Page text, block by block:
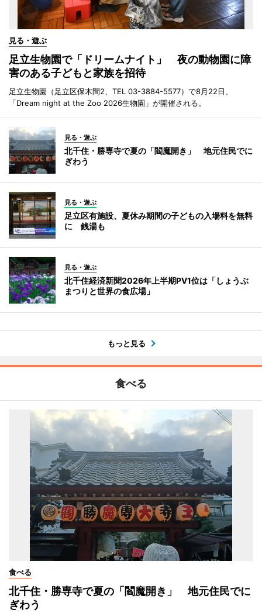
見る・遊ぶ
足立生物園で「ドリームナイト」 夜の動物園に障
害のある子どもと家族を招待
足立生物園（足立区保木間2、TEL 03-3884-5577）で8月22日、
「Dream night at the Zoo 2026生物園」が開催される。
見る・遊ぶ
北千住・勝専寺で夏の「閻魔開き」 地元住民でに
ぎわう
見る・遊ぶ
足立区有施設、夏休み期間の子どもの入場料を無料
に 銭湯も
見る・遊ぶ
北千住経済新聞2026年上半期PV1位は「しょうぶ
まつりと世界の食広場」
もっと見る
食べる
食べる
北千住・勝専寺で夏の「閻魔開き」 地元住民でに
ぎわう